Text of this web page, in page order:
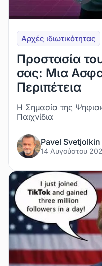
Αρχές ιδιωτικότητας
Προστασία
σας: Μια
Περιπέτεια
Η Σημασία της
Παιχνίδια
Pavel Svetjolkin
14 Αυγούστου